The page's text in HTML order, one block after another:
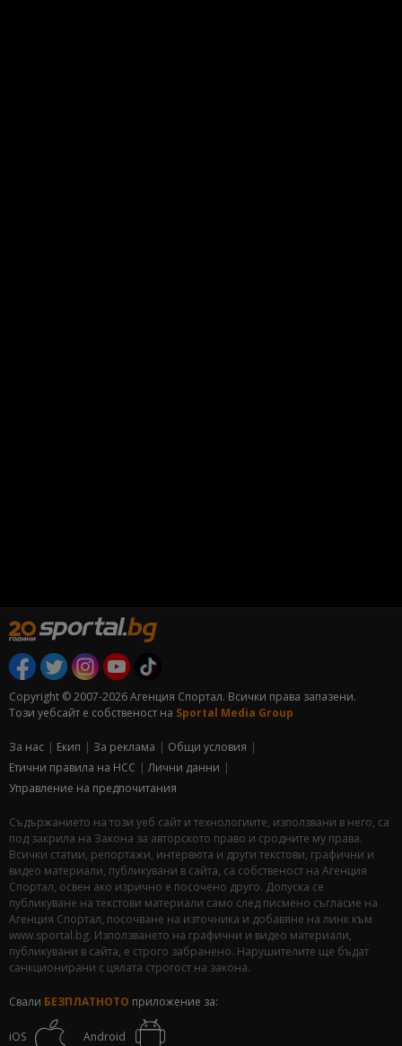
Copyright © 2007-2026 Агенция Спортал. Всички права запазени.
Този уебсайт е собственост на Sportal Media Group
За нас Екип За рекламa
Общи условия
Етични правила на НСС
Лични данни
Управление на предпочитания
Съдържанието на този уеб сайт и технологиите, използвани в него, са
под закрила на Закона за авторското право и сродните му права.
Всички статии, репортажи, интервюта и други текстови, графични и
видео материали, публикувани в сайта, са собственост на Агенция
Спортал, освен ако изрично е посочено друго. Допуска се
публикуване на текстови материали само след писмено съгласие на
Агенция Спортал, посочване на източника и добавяне на линк към
www.sportal.bg. Използването на графични и видео материали,
публикувани в сайта, е строго забранено. Нарушителите ще бъдат
санкционирани с цялата строгост на закона.
Свали БЕЗПЛАТНОТО приложение за:
iOS Android